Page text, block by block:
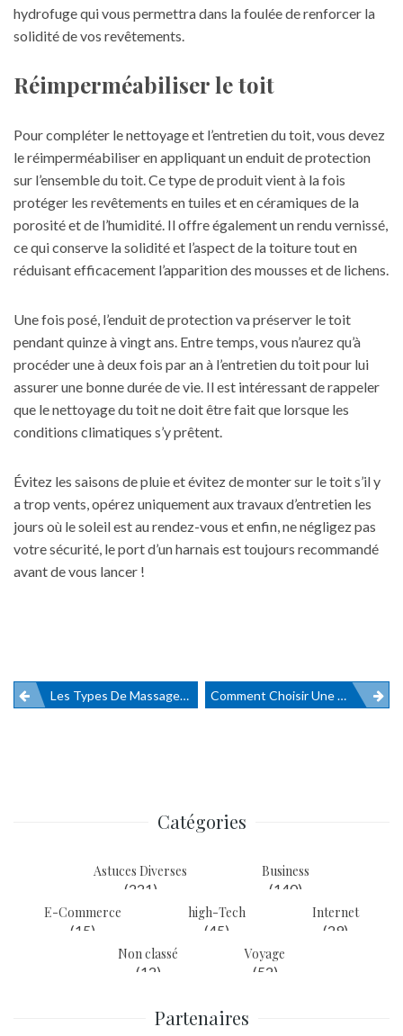
hydrofuge qui vous permettra dans la foulée de renforcer la
solidité de vos revêtements.
Réimperméabiliser le toit
Pour compléter le nettoyage et l’entretien du toit, vous devez
le réimperméabiliser en appliquant un enduit de protection
sur l’ensemble du toit. Ce type de produit vient à la fois
protéger les revêtements en tuiles et en céramiques de la
porosité et de l’humidité. Il offre également un rendu vernissé,
ce qui conserve la solidité et l’aspect de la toiture tout en
réduisant efficacement l’apparition des mousses et de lichens.
Une fois posé, l’enduit de protection va préserver le toit
pendant quinze à vingt ans. Entre temps, vous n’aurez qu’à
procéder une à deux fois par an à l’entretien du toit pour lui
assurer une bonne durée de vie. Il est intéressant de rappeler
que le nettoyage du toit ne doit être fait que lorsque les
conditions climatiques s’y prêtent.
Évitez les saisons de pluie et évitez de monter sur le toit s’il y
a trop vents, opérez uniquement auxtravaux d’entretien les
jours où le soleil est au rendez-vous et enfin, ne négligez pas
votre sécurité, le port d’un harnais est toujours recommandé
avant de vous lancer !
Navigation
Les Types De Massages Les Plus Populaires Dans Un Salon De Massage Paris Comment Choisir Une Benne ? Modèles Et Usages
Catégories
Astuces Diverses
(221)
Business
(140)
E-Commerce
(15)
high-Tech
(45)
Internet
(29)
Non classé
(12)
Voyage
(52)
Partenaires